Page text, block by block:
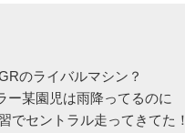
のライバルマシン？
ー某園児は雨降ってるのに
でセントラル走ってきてた！